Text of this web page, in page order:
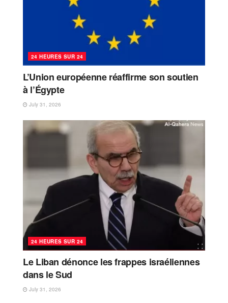
24 HEURES SUR 24
L’Union européenne réaffirme son soutien
à l’Égypte
July 31, 2026
24 HEURES SUR 24
Le Liban dénonce les frappes israéliennes
dans le Sud
July 31, 2026